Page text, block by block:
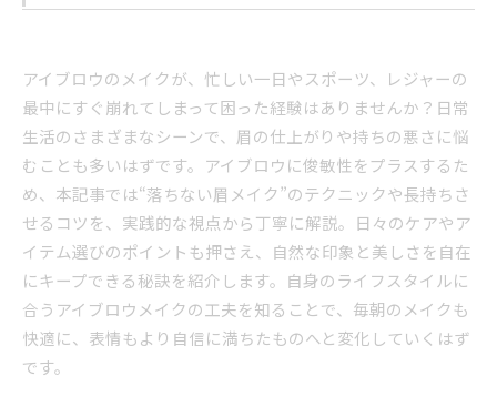
アイブロウのメイクが、忙しい一日やスポーツ、レジャーの
最中にすぐ崩れてしまって困った経験はありませんか？日常
生活のさまざまなシーンで、眉の仕上がりや持ちの悪さに悩
むことも多いはずです。アイブロウに俊敏性をプラスするた
め、本記事では“落ちない眉メイク”のテクニックや長持ちさ
せるコツを、実践的な視点から丁寧に解説。日々のケアやア
イテム選びのポイントも押さえ、自然な印象と美しさを自在
にキープできる秘訣を紹介します。自身のライフスタイルに
合うアイブロウメイクの工夫を知ることで、毎朝のメイクも
快適に、表情もより自信に満ちたものへと変化していくはず
です。